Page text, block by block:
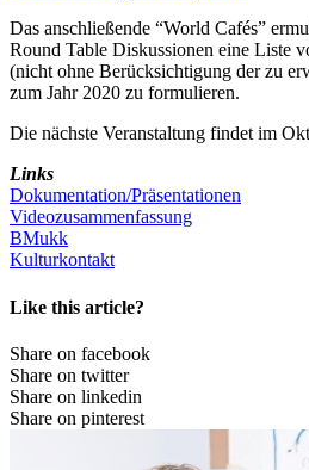
Das anschließende “World Cafés”
Round Table Diskussionen eine Liste
(nicht ohne Berücksichtigung der zu
zum Jahr 2020 zu formulieren.
Die nächste Veranstaltung findet im
Links
Dokumentation/Präsentationen
Videozusammenfassung
BMukk
Kulturkontakt
Like this article?
Share on facebook
Share on twitter
Share on linkedin
Share on pinterest